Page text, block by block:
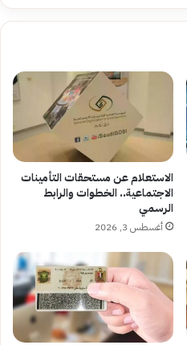
الاستعلام عن مستحقات التأمينات
الاجتماعية.. الخطوات والرابط
الرسمي
أغسطس 3, 2026